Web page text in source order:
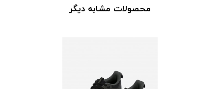
محصولات مشابه دیگر